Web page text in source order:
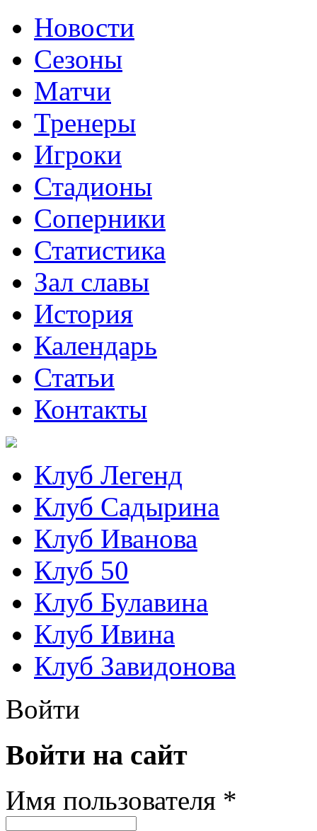
Новости
Сезоны
Матчи
Тренеры
Игроки
Стадионы
Соперники
Статистика
Зал славы
История
Календарь
Статьи
Контакты
Клуб Легенд
Клуб Садырина
Клуб Иванова
Клуб 50
Клуб Булавина
Клуб Ивина
Клуб Завидонова
Войти
Войти на сайт
Имя пользователя *